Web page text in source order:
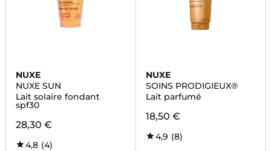
NUXE
NUXE SUN
Lait solaire fondant
spf30
28,30 €
4,8 (4)
NUXE
SOINS PRODIGIEUX®
Lait parfumé
18,50 €
4,9 (8)